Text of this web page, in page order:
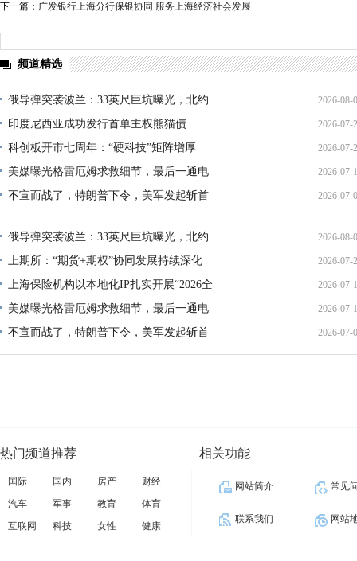
下一篇： 广发银行上海分行保银协同 服务上海经济社会发展
频道精选
俄导弹突袭波兰：33英尺巨坑曝光，北约 2026-08-
印度尼西亚成功发行首单主权熊猫债 2026-07-
科创板开市七周年：“硬科技”矩阵增厚 2026-07-
美媒曝光格雷厄姆求救细节，最后一通电 2026-07-
不宣而战了，特朗普下令，美军发起斩首 2026-07-
俄导弹突袭波兰：33英尺巨坑曝光，北约 2026-08-
上期所：“期货+期权”协同发展持续深化 2026-07-
上海保险机构以本地化IP扎实开展“2026全 2026-07-
美媒曝光格雷厄姆求救细节，最后一通电 2026-07-
不宣而战了，特朗普下令，美军发起斩首 2026-07-
热门频道推荐
国际 国内 房产
财经
汽车
军事 教育
体育
互联网
科技 女性 健康
相关功能
网站简介 常见
联系我们 网站